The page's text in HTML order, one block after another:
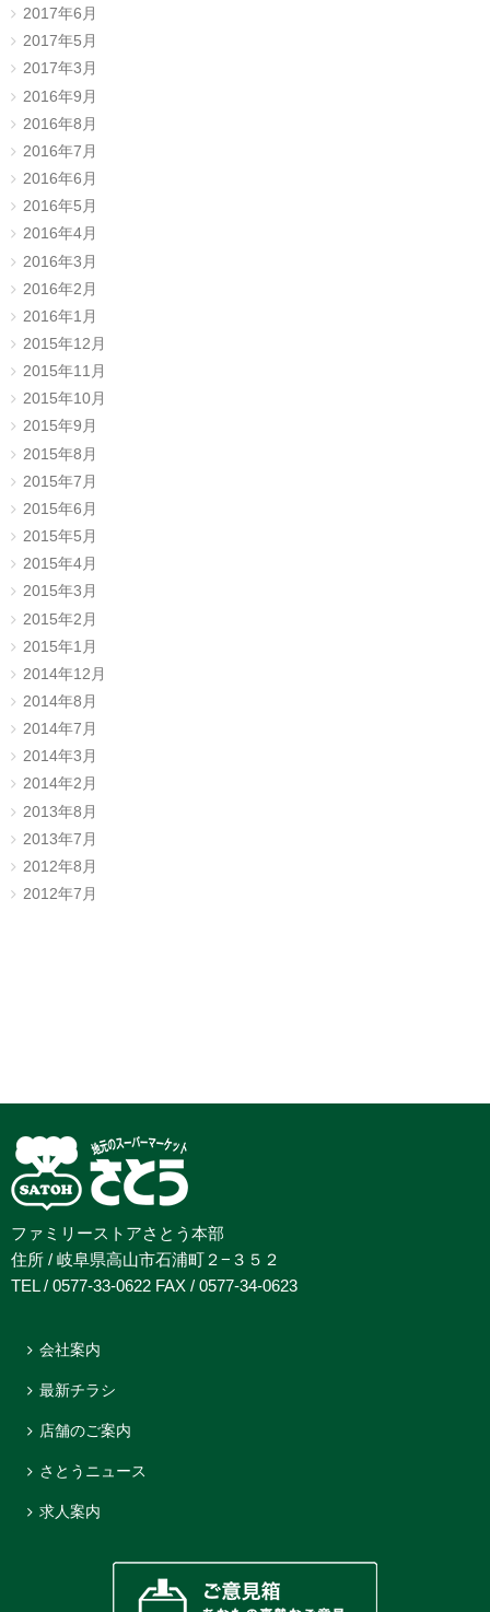
2017年6月
2017年5月
2017年3月
2016年9月
2016年8月
2016年7月
2016年6月
2016年5月
2016年4月
2016年3月
2016年2月
2016年1月
2015年12月
2015年11月
2015年10月
2015年9月
2015年8月
2015年7月
2015年6月
2015年5月
2015年4月
2015年3月
2015年2月
2015年1月
2014年12月
2014年8月
2014年7月
2014年3月
2014年2月
2013年8月
2013年7月
2012年8月
2012年7月
ファミリーストアさとう本部
住所 / 岐阜県高山市石浦町２−３５２
TEL / 0577-33-0622 FAX / 0577-34-0623
会社案内
最新チラシ
店舗のご案内
さとうニュース
求人案内